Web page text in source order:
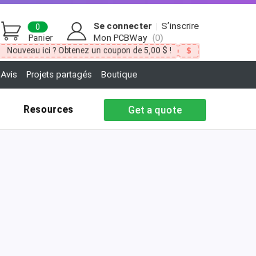
Panier
0 Se connecter
S’inscrire
Mon PCBWay (0)
Nouveau ici ? Obtenez un coupon de 5,00 $ !
Avis Projets partagés Boutique
Resources Get a quote